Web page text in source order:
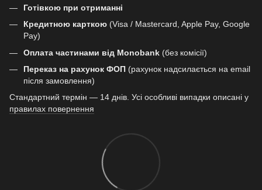
Готівкою при отриманні
Кредитною карткою (Visa / Mastercard, Apple Pay, Google
Pay)
Оплата частинами від Monobank (без комісії)
Переказ на рахунок ФОП (рахунок надсилається на email
після замовлення)
Стандартний термін — 14 днів. Усі особливі випадки описані у
правилах повернення